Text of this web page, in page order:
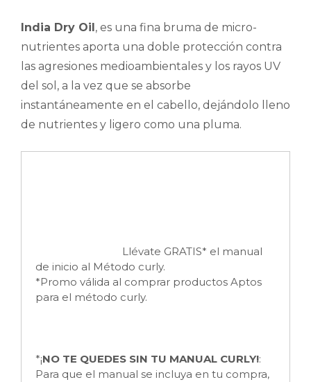
India Dry Oil , es una fina bruma de micro-
nutrientes aporta una doble protección contra
las agresiones medioambientales y los rayos UV
del sol, a la vez que se absorbe
instantáneamente en el cabello, dejándolo lleno
de nutrientes y ligero como una pluma.
Llévate GRATIS* el manual
de inicio al Método curly.
*Promo válida al comprar productos Aptos
para el método curly.
*¡NO TE QUEDES SIN TU MANUAL CURLY!:
Para que el manual se incluya en tu compra,